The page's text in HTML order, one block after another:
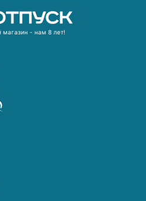
- нам 8 лет!